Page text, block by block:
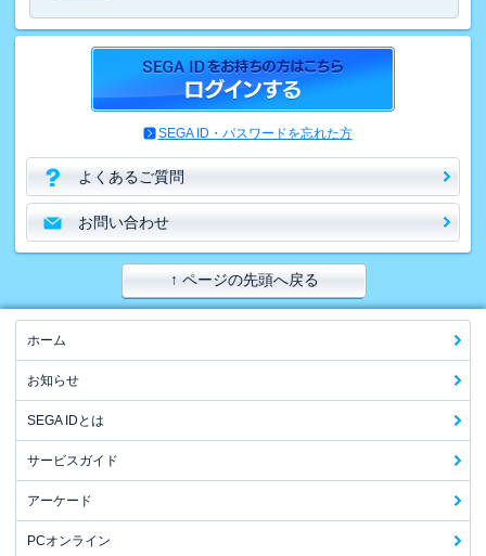
SEGA ID・パスワードを忘れた方
よくあるご質問
お問い合わせ
↑ ページの先頭へ戻る
ホーム
お知らせ
SEGA IDとは
サービスガイド
アーケード
PCオンライン